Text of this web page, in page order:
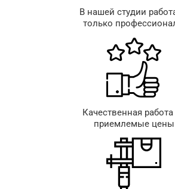
В нашей студии
только
Качественная работа
приемлемые цены